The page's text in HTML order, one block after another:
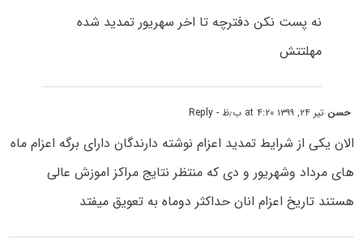
نه پست نکن دفترچه تا اخر سهریور تمدید شده
مهلتتش
حسن تیر ۲۴, ۱۳۹۹ at ۴:۲۰ ب٫ظ - Reply
الان یکی از شرایط تمدید اعزام نوشته دارندگان دارای برگه اعزام ماه
های مرداد وشهریور و دی که منتظر نتایج مراکز اموزش عالی
هستند تاریخ اعزام انان حداکثر دوماه به تعویق میفتد